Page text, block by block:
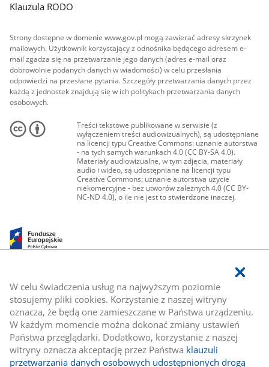
W celu świadczenia usług na najwyższym poziomie
stosujemy pliki cookies. Korzystanie z naszej witryny
oznacza, że będą one zamieszczane w Państwa urządzeniu.
W każdym momencie można dokonać zmiany ustawień
Państwa przeglądarki. Dodatkowo, korzystanie z naszej
witryny oznacza akceptację przez Państwa klauzuli
przetwarzania danych osobowych udostępnionych drogą
Klauzula RODO
Strony dostępne w domenie www.gov.pl mogą zawierać adresy skrzynek
mailowych. Użytkownik korzystający z odnośnika będącego adresem e-
mail zgadza się na przetwarzanie jego danych (adres e-mail oraz
dobrowolnie podanych danych w wiadomości) w celu przesłania
odpowiedzi na przesłane pytania. Szczegóły przetwarzania danych przez
każdą z jednostek znajdują się w ich politykach przetwarzania danych
osobowych.
Treści tekstowe publikowane w serwisie (z
wyłączeniem treści audiowizualnych), są udostępniane
na licencji typu Creative Commons: uznanie autorstwa
- na tych samych warunkach 4.0 (CC BY-SA 4.0).
Materiały audiowizualne, w tym zdjęcia, materiały
audio i wideo, są udostępniane na licencji typu
Creative Commons: uznanie autorstwa użycie
niekomercyjne - bez utworów zależnych 4.0 (CC BY-
NC-ND 4.0), o ile nie jest to stwierdzone inaczej.